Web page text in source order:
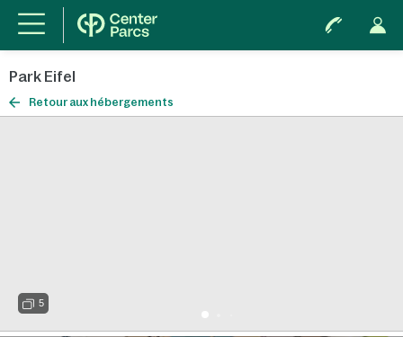
Park Eifel
Retour aux hébergements
5